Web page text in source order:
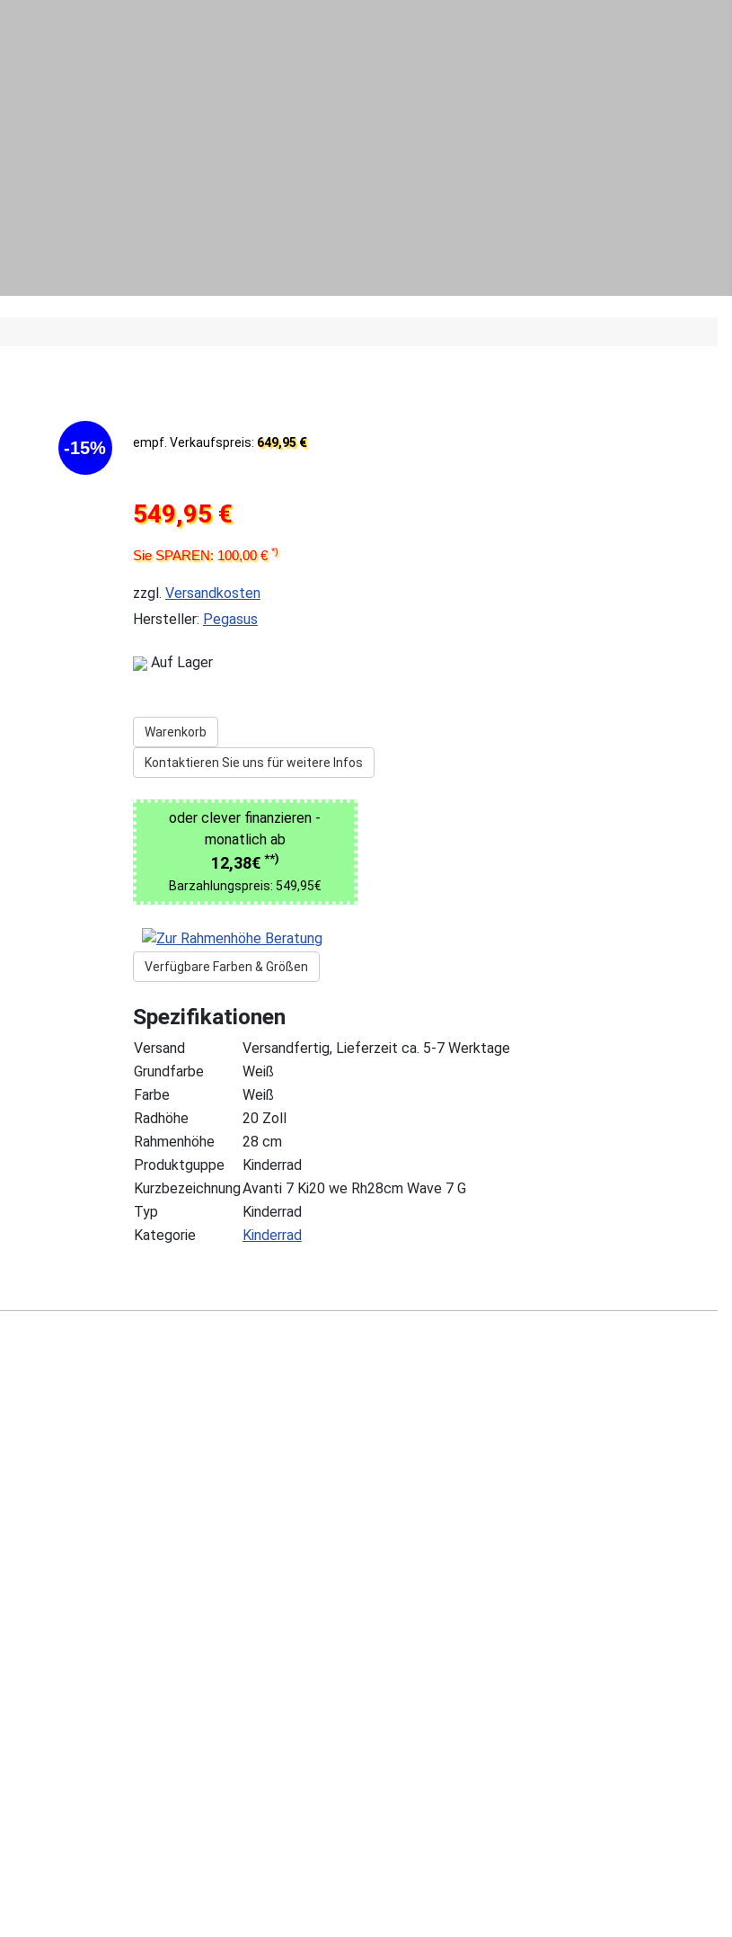
-15% empf. Verkaufspreis: 649,95 €
549,95 €
Sie SPAREN: 100,00 €*)
zzgl. Versandkosten
Hersteller: Pegasus
Auf Lager
Warenkorb
Kontaktieren Sie uns für weitere Infos
oder clever finanzieren -
monatlich ab
12,38€ **)
Barzahlungspreis: 549,95€
Verfügbare Farben & Größen
Spezifikationen
Versand
Versandfertig, Lieferzeit ca. 5-7 Werktage
Grundfarbe
Weiß
Farbe
Weiß
Radhöhe
20 Zoll
Rahmenhöhe
28 cm
Produktguppe
Kinderrad
KurzbezeichnungAvanti 7 Ki20 we Rh28cm Wave 7 G
Typ
Kinderrad
Kategorie
Kinderrad